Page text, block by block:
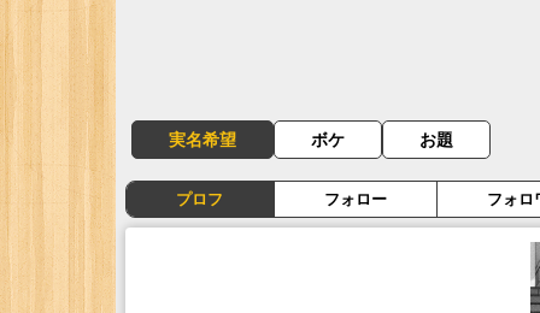
実名希望 ボケ お題
プロフ フォロー フォロ